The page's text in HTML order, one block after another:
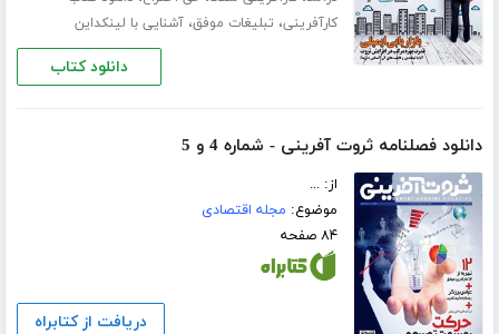
کارآفرینی، تبلیغات موفق،آشنایی با لینکداین
دانلود کتاب
دانلود فصلنامه ثروت آفرینی - شماره 4 و 5
از: ...
موضوع: مجله اقتصادی
۸۴ صفحه
دریافت از کتابراه